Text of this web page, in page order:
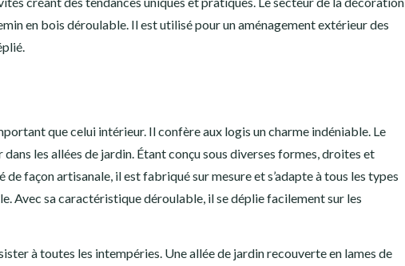
en bois déroulable. Il est utilisé pour un aménagement extérieur des
que celui intérieur. Il confère aux logis un charme indéniable. Le
les allées de jardin. Étant conçu sous diverses formes, droites et
façon artisanale, il est fabriqué sur mesure et s’adapte à tous les types
Avec sa caractéristique déroulable, il se déplie facilement sur les
à toutes les intempéries. Une allée de jardin recouverte en lames de